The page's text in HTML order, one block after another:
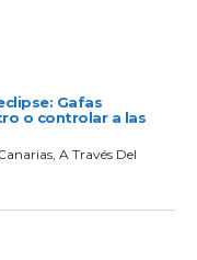
Gafas
o controlar a las
A Través Del